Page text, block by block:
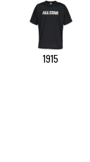
1915